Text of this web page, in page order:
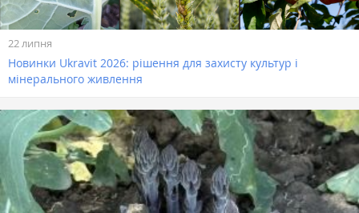
22 липня
Новинки Ukravit 2026: рішення для захисту культур і
мінерального живлення